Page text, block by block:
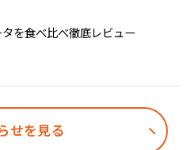
を食べ比べ徹底レビュー
せを見る